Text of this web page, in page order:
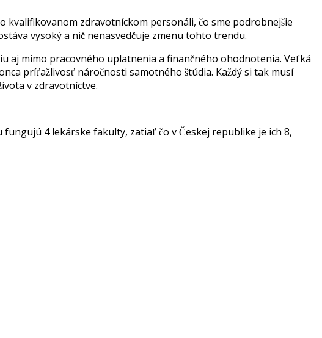
kvalifikovanom zdravotníckom personáli, čo sme podrobnejšie
vysoký a nič nenasvedčuje zmenu tohto trendu.
aj mimo pracovného uplatnenia a finančného ohodnotenia. Veľká
príťažlivosť náročnosti samotného štúdia. Každý si tak musí
v zdravotníctve.
4 lekárske fakulty, zatiaľ čo v Českej republike je ich 8,